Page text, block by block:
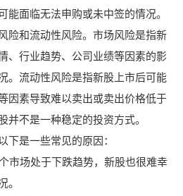
能面临无法申购或未中签的情况。
险和流动性风险。市场风险是指新
、行业趋势、公司业绩等因素的影
。流动性风险是指新股上市后可能
因素导致难以卖出或卖出价格低于
并不是一种稳定的投资方式。
下是一些常见的原因：
市场处于下跌趋势，新股也很难幸
。